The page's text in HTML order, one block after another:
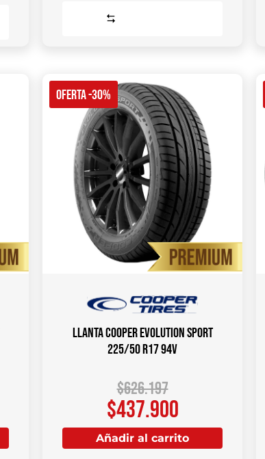
OFERTA -30%
Llanta COOPER Evolution Sport
225/50 R17 94V
$626.197
$437.900
Añadir al carrito